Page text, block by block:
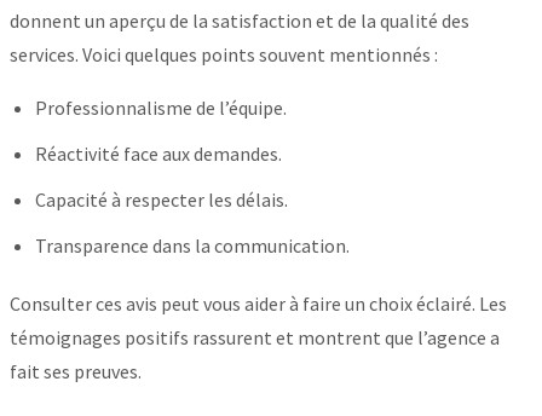
donnent un aperçu de la satisfaction et de la qualité des
services. Voici quelques points souvent mentionnés :
Professionnalisme de l’équipe.
Réactivité face aux demandes.
Capacité à respecter les délais.
Transparence dans la communication.
Consulter ces avis peut vous aider à faire un choix éclairé. Les
témoignages positifs rassurent et montrent que l’agence a
fait ses preuves.